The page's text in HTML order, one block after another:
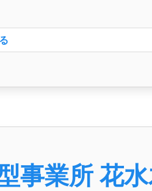
事業所 花